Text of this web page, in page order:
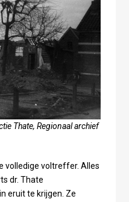
Thate, Regionaal archief
volledige voltreffer. Alles
dr. Thate
eruit te krijgen. Ze